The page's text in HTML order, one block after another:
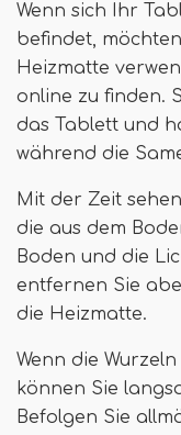
Wenn sich Ihr
befindet,
Heizmatte
online zu finden.
das Tablett und
während die
Mit der Zeit
die aus dem
Boden und die
entfernen Sie
die Heizmatte.
Wenn die
können Sie
Befolgen Sie